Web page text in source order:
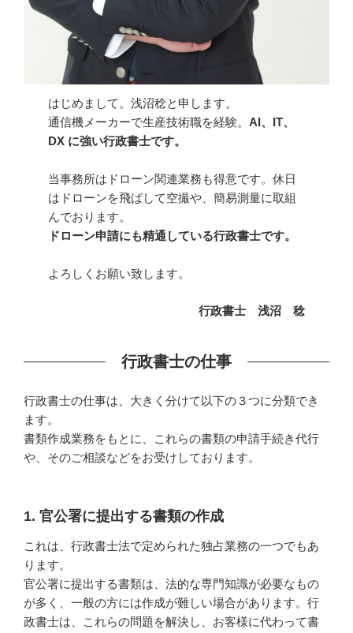
はじめまして。浅沼稔と申します。
通信機メーカーで生産技術職を経験。AI、IT、
DX に強い行政書士です。
当事務所はドローン関連業務も得意です。休日
はドローンを飛ばして空撮や、簡易測量に取組
んでおります。
ドローン申請にも精通している行政書士です。
よろしくお願い致します。
行政書士 浅沼 稔
行政書士の仕事
行政書士の仕事は、大きく分けて以下の３つに分類でき
ます。
書類作成業務をもとに、これらの書類の申請手続き代行
や、そのご相談などをお受けしております。
1. 官公署に提出する書類の作成
これは、行政書士法で定められた独占業務の一つでもあ
ります。
官公署に提出する書類は、法的な専門知識が必要なもの
が多く、一般の方には作成が難しい場合があります。行
政書士は、これらの問題を解決し、お客様に代わって書